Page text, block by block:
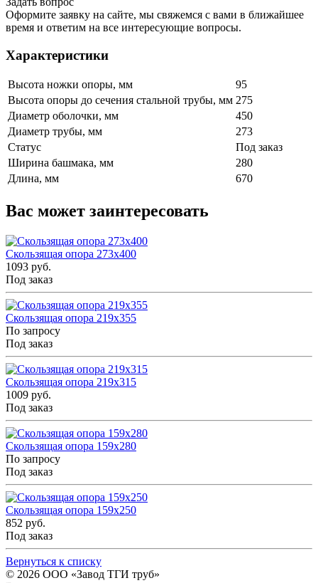
Оформите заявку на сайте, мы свяжемся с вами в ближайшее
время и ответим на все интересующие вопросы.
Характеристики
Высота ножки опоры, мм
95
Высота опоры до сечения стальной трубы, мм 275
Диаметр оболочки, мм
450
Диаметр трубы, мм
273
Статус
Под заказ
Ширина башмака, мм
280
Длина, мм
670
Вас может заинтересовать
Скользящая опора 273x400
1093 руб.
Под заказ
Скользящая опора 219x355
По запросу
Под заказ
Скользящая опора 219x315
1009 руб.
Под заказ
Скользящая опора 159x280
По запросу
Под заказ
Скользящая опора 159x250
852 руб.
Под заказ
Вернуться к списку
© 2026 ООО «Завод ТГИ труб»